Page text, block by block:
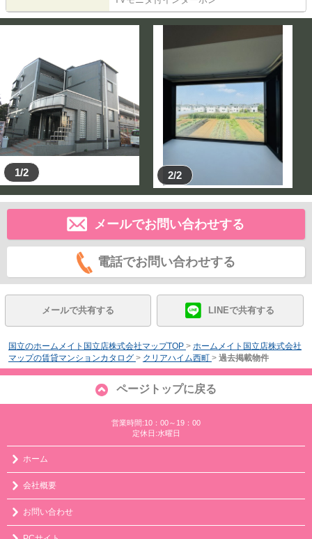
1/2 2/2
メールでお問い合わせする
電話でお問い合わせする
メールで共有する LINEで共有する
国立のホームメイト国立店株式会社マップTOP > ホームメイト国立店株式会社
マップの賃貸マンションカタログ > クリアハイム西町 > 過去掲載物件
ページトップに戻る
営業時間:10：00～19：00
定休日:水曜日
ホーム
会社概要
お問い合わせ